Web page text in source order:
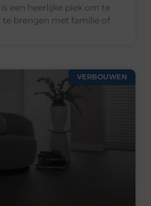
een heerlijke plek om te
brengen met familie of
VERBOUWEN